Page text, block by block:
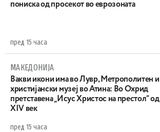
пониска од просекот во еврозоната
пред 15 часа
МАКЕДОНИЈА
Вакви икони има во Лувр, Метрополитен и
христијански музеј во Атина: Во Охрид
претставена „Исус Христос на престол“ од
XIV век
пред 15 часа